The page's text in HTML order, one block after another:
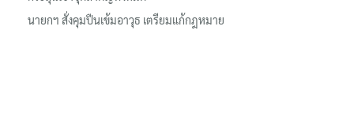
นิติเวชฯ เผยผลชันสูตรผู้เสียชีวิตเหตุใช้อาวุธปืนในโรงเรียน 8 ร่าง
กระสุนเข้าจุดสำคัญทั้งหมด